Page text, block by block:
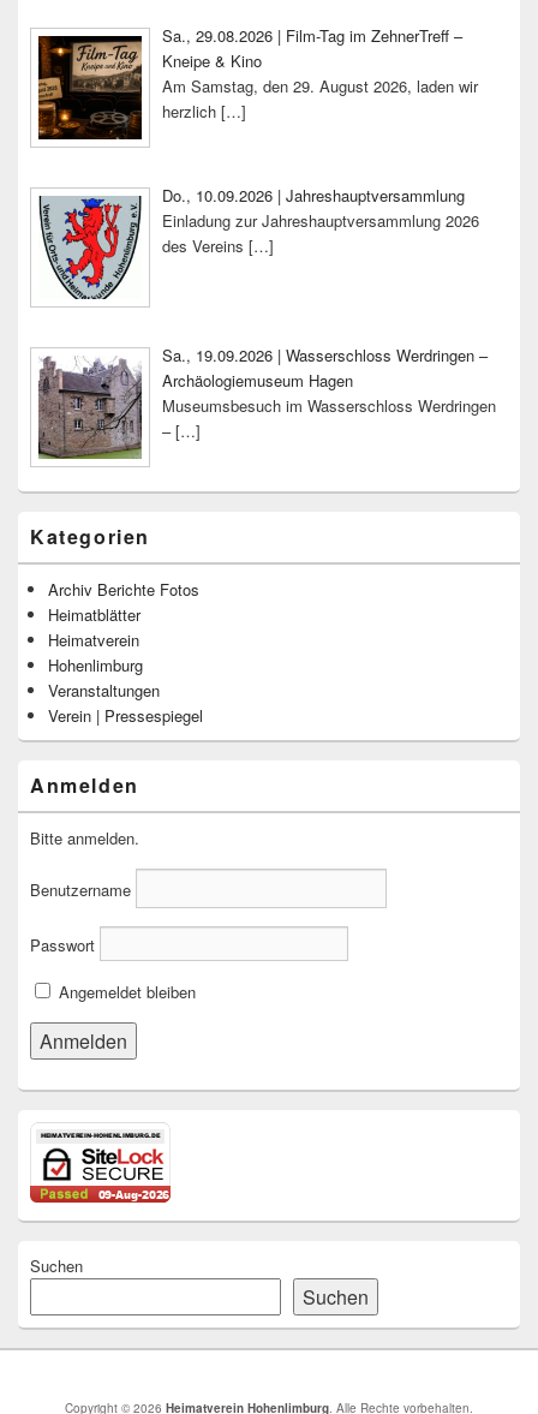
Sa., 29.08.2026 | Film-Tag im ZehnerTreff –
Kneipe & Kino
Am Samstag, den 29. August 2026, laden wir
herzlich […]
Do., 10.09.2026 | Jahreshauptversammlung
Einladung zur Jahreshauptversammlung 2026
des Vereins […]
Sa., 19.09.2026 | Wasserschloss Werdringen –
Archäologiemuseum Hagen
Museumsbesuch im Wasserschloss Werdringen
–[…]
Kategorien
Archiv Berichte Fotos
Heimatblätter
Heimatverein
Hohenlimburg
Veranstaltungen
Verein | Pressespiegel
Anmelden
Bitte anmelden.
Benutzername
Passwort
Angemeldet bleiben
Suchen
Suchen
Copyright © 2026 Heimatverein Hohenlimburg. Alle Rechte vorbehalten.